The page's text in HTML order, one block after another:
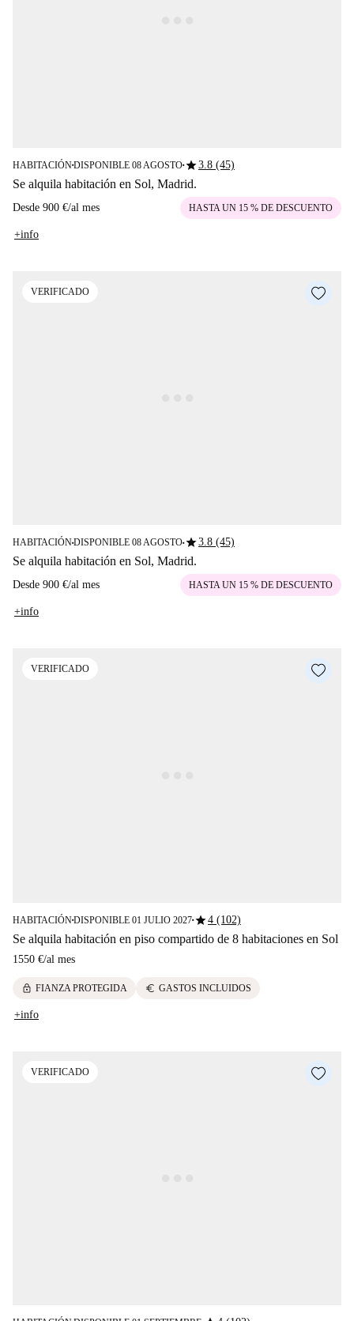
HABITACIÓN■DISPONIBLE 08 AGOSTO■star3.8 (45)
Se alquila habitación en Sol, Madrid.
Desde 900 €/al mes HASTA UN 15 % DE DESCUENTO
+info
VERIFICADO
HABITACIÓN■DISPONIBLE 08 AGOSTO■star3.8 (45)
Se alquila habitación en Sol, Madrid.
Desde 900 €/al mes HASTA UN 15 % DE DESCUENTO
+info
VERIFICADO
HABITACIÓN■DISPONIBLE 01 JULIO 2027■star4 (102)
Se alquila habitación en piso compartido de 8 habitaciones en Sol
1550 €/al mes
lock FIANZA PROTEGIDA euro GASTOS INCLUIDOS
+info
VERIFICADO